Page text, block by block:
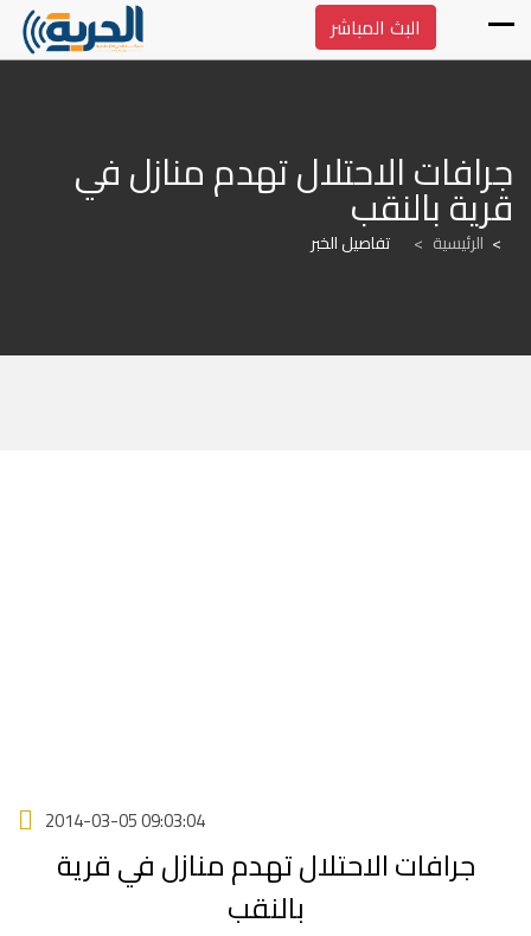
البث المباشر
قرية بالنقب
الرئيسية > تفاصيل الخبر
2014-03-05 09:03:04
جرافات الاحتلال تهدم منازل في قرية
بالنقب